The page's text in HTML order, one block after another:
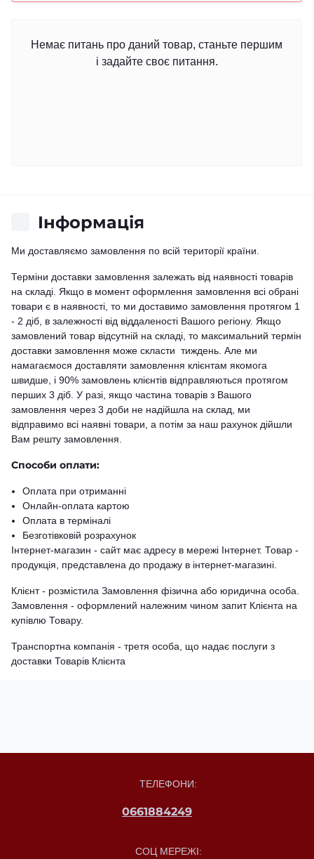
Немає питань про даний товар, станьте першим
і задайте своє питання.
Iнформація
Ми доставляємо замовлення по всій території країни.
Терміни доставки замовлення залежать від наявності товарів
на складі. Якщо в момент оформлення замовлення всі обрані
товари є в наявності, то ми доставимо замовлення протягом 1
- 2 діб, в залежності від віддаленості Вашого регіону. Якщо
замовлений товар відсутній на складі, то максимальний термін
доставки замовлення може скласти тиждень. Але ми
намагаємося доставляти замовлення клієнтам якомога
швидше, і 90% замовлень клієнтів відправляються протягом
перших 3 діб. У разі, якщо частина товарів з Вашого
замовлення через 3 доби не надійшла на склад, ми
відправимо всі наявні товари, а потім за наш рахунок дійшли
Вам решту замовлення.
Способи оплати:
Оплата при отриманні
Онлайн-оплата картою
Оплата в терміналі
Безготівковій розрахунок
Інтернет-магазин - сайт має адресу в мережі Інтернет. Товар -
продукція, представлена ​​до продажу в інтернет-магазині.
Клієнт - розмістила Замовлення фізична або юридична особа.
Замовлення - оформлений належним чином запит Клієнта на
купівлю Товару.
Транспортна компанія - третя особа, що надає послуги з
доставки Товарів Клієнта
ТЕЛЕФОНИ:
0661884249
СОЦ МЕРЕЖІ: